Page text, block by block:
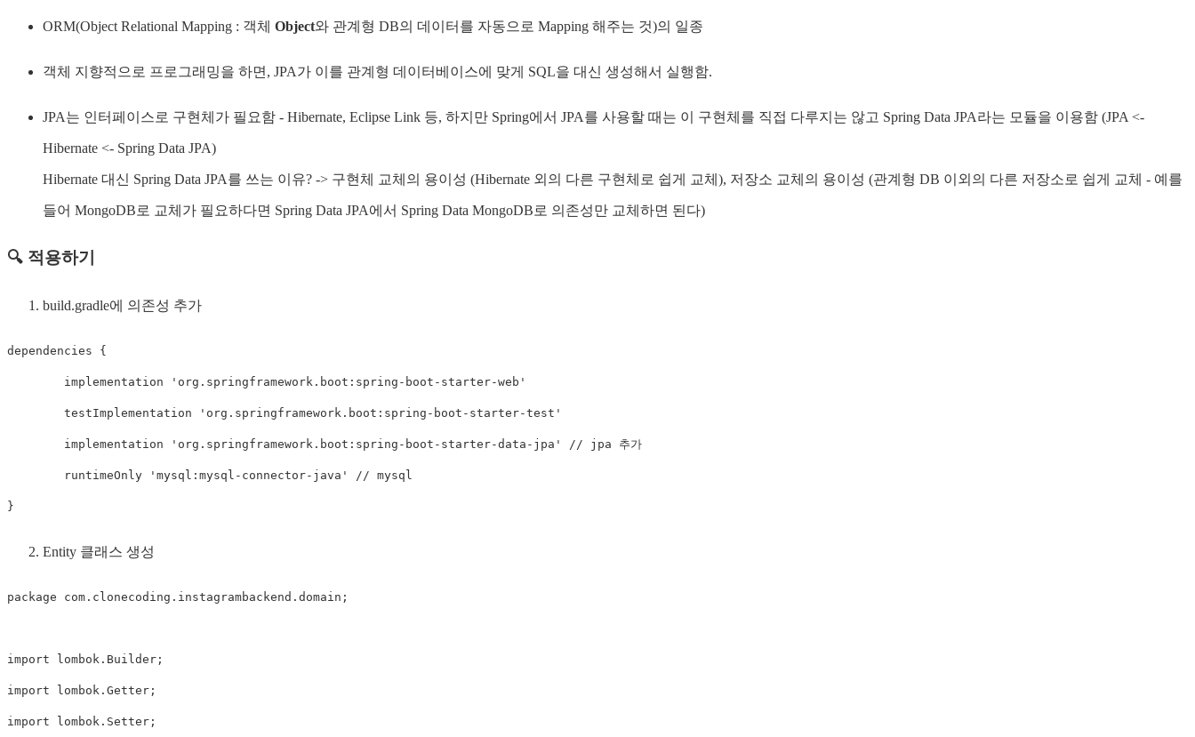
ORM(Object Relational Mapping : 객체 Object와 관계형 DB의 데이터를 자동으로 Mapping 해주는 것)의 일종
객체 지향적으로 프로그래밍을 하면, JPA가 이를 관계형 데이터베이스에 맞게 SQL을 대신 생성해서 실행함.
JPA는 인터페이스로 구현체가 필요함 - Hibernate, Eclipse Link 등, 하지만 Spring에서 JPA를 사용할 때는 이 구현체를 직접 다루지는 않고 Spring Data JPA라는 모듈을 이용함 (JPA <-
Hibernate <- Spring Data JPA)
Hibernate 대신 Spring Data JPA를 쓰는 이유? -> 구현체 교체의 용이성 (Hibernate 외의 다른 구현체로 쉽게 교체), 저장소 교체의 용이성 (관계형 DB 이외의 다른 저장소로 쉽게 교체 - 예를
들어 MongoDB로 교체가 필요하다면 Spring Data JPA에서 Spring Data MongoDB로 의존성만 교체하면 된다)
🔍 적용하기
build.gradle에 의존성 추가
dependencies {
	implementation
'org.springframework.boot:spring-boot-starter-web'
	testImplementation
'org.springframework.boot:spring-boot-starter-test'
	implementation
'org.springframework.boot:spring-boot-starter-data-jpa' // jpa 추가
	runtimeOnly
'mysql:mysql-connector-java' // mysql
}
Entity 클래스 생성
package com . clonecoding . instagrambackend . domain ;
import lombok . Builder ;
import lombok . Getter ;
import lombok . Setter ;